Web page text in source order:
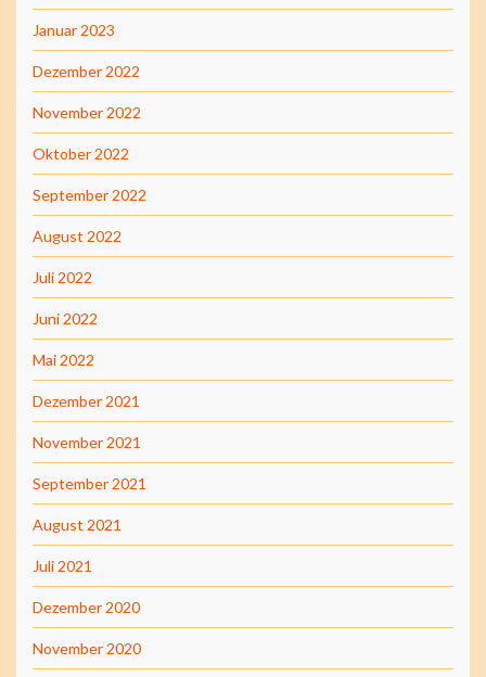
Januar 2023
Dezember 2022
November 2022
Oktober 2022
September 2022
August 2022
Juli 2022
Juni 2022
Mai 2022
Dezember 2021
November 2021
September 2021
August 2021
Juli 2021
Dezember 2020
November 2020